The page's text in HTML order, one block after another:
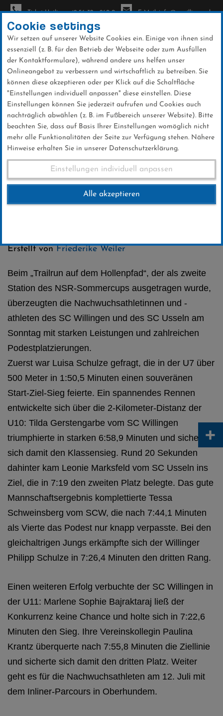
Direkt
zum
Inhalt
Ticket-Hotline: +49 56 32 - 960-0 E-Mail: info@sc-willingen.de
News
Sechs Podestplätze in
Bödefeld abgeräumt
Erstellt vonFriederike Weiler
Beim „Trailrun auf dem Hollenpfad“, der als zweite
Station des NSR-Sommercups ausgetragen wurde,
überzeugten die Nachwuchsathletinnen und -
athleten des SC Willingen und des SC Usseln am
Sonntag mit starken Leistungen und zahlreichen
Podestplatzierungen.
Zuerst war Luisa Schulze gefragt, die in der U7 über
500 Meter in 1:50,5 Minuten einen souveränen
Start-Ziel-Sieg feierte. Ein spannendes Rennen
entwickelte sich über die 2-Kilometer-Distanz der
U10: Tilda Gerstengarbe vom SC Willingen
triumphierte in starken 6:58,9 Minuten und sicherte
sich damit den Klassensieg. Rund 20 Sekunden
dahinter kam Leonie Marksfeld vom SC Usseln ins
Ziel, die in 7:19 den zweiten Platz belegte. Das gute
Mannschaftsergebnis komplettierte Tessa
Schweinsberg vom SCW, die nach 7:44,1 Minuten
als Vierte das Podest nur knapp verpasste. Bei den
gleichaltrigen Jungs erkämpfte sich der Willinger
Philipp Schulze in 7:26,4 Minuten den dritten Rang.
Einen weiteren Erfolg verbuchte der SC Willingen in
der U11: Marlene Sophie Bajraktaraj ließ der
Konkurrenz keine Chance und holte sich in 7:22,6
Minuten den Sieg. Ihre Vereinskollegin Paulina
Krantz überquerte nach 7:55,8 Minuten die Ziellinie
und sicherte sich damit den dritten Platz. Weiter
geht es für die Nachwuchsathleten am 12. Juli mit
dem Inliner-Parcours in Oberhundem.
Cookie settings
Wir setzen auf unserer Website Cookies ein. Einige von ihnen sind
essenziell (z. B. für den Betrieb der Webseite oder zum Ausfüllen
der Kontaktformulare), während andere uns helfen unser
Onlineangebot zu verbessern und wirtschaftlich zu betreiben. Sie
können diese akzeptieren oder per Klick auf die Schaltfläche
"Einstellungen individuell anpassen" diese einstellen. Diese
Einstellungen können Sie jederzeit aufrufen und Cookies auch
nachträglich abwählen (z. B. im Fußbereich unserer Website). Bitte
beachten Sie, dass auf Basis Ihrer Einstellungen womöglich nicht
mehr alle Funktionalitäten der Seite zur Verfügung stehen. Nähere
Hinweise erhalten Sie in unserer Datenschutzerklärung.
Einstellungen individuell anpassen
Alle akzeptieren
+